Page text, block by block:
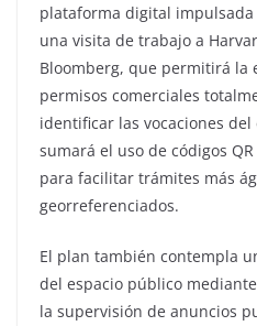
plataforma digital
una visita de trabajo a
Bloomberg, que permitirá la
permisos comerciales
identificar las vocaciones
sumará el uso de códigos
para facilitar trámites más
georreferenciados.
El plan también contempla
del espacio público
la supervisión de anuncios